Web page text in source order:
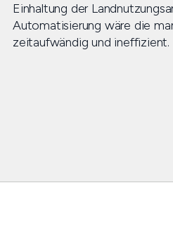
Einhaltung der
Automatisierung wäre die
zeitaufwändig und ineffizient.